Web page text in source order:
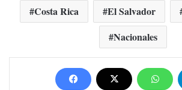
Costa Rica El Salvador
Nacionales